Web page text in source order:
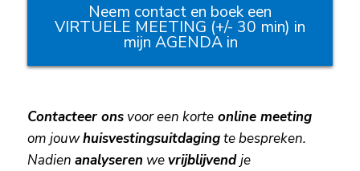
Neem contact en boek een
VIRTUELE MEETING (+/- 30 min) in
mijn AGENDA in
Contacteer onsvoor een korteonlinemeeting
om jouwhuisvestingsuitdagingte bespreken.
Nadien analyseren wevrijblijvendje